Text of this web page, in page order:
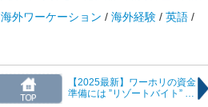
海外ワーケーション / 海外経験 / 英語 /
【2025最新】ワーホリの資金
準備には ”リゾートバイト” が